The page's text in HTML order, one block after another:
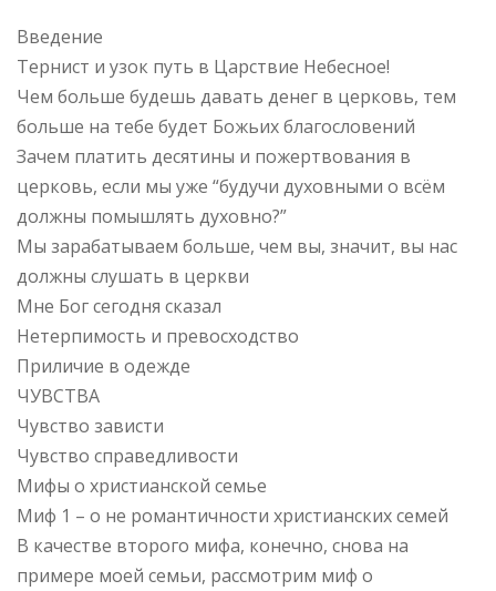
Введение
Тернист и узок путь в Царствие Небесное!
Чем больше будешь давать денег в церковь, тем
больше на тебе будет Божьих благословений
Зачем платить десятины и пожертвования в
церковь, если мы уже “будучи духовными о всём
должны помышлять духовно?”
Мы зарабатываем больше, чем вы, значит, вы нас
должны слушать в церкви
Мне Бог сегодня сказал
Нетерпимость и превосходство
Приличие в одежде
ЧУВСТВА
Чувство зависти
Чувство справедливости
Мифы о христианской семье
Миф 1 – о не романтичности христианских семей
В качестве второго мифа, конечно, снова на
примере моей семьи, рассмотрим миф о